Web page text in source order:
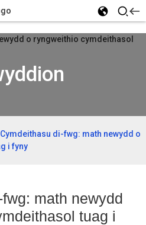
Cymdeithasu di-fwg: math newydd o
i fyny
math newydd
tuag i